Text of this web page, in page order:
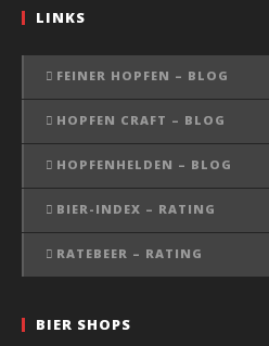
LINKS
FEINER HOPFEN – BLOG
HOPFEN CRAFT – BLOG
HOPFENHELDEN – BLOG
BIER-INDEX – RATING
RATEBEER – RATING
BIER SHOPS